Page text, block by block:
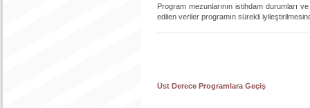
Program mezunlarının istihdam durumları
edilen veriler programın sürekli
Üst Derece Programlara Geçiş